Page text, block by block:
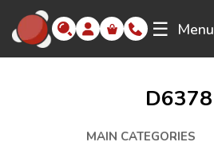
☰ Menu
D6378
MAIN CATEGORIES